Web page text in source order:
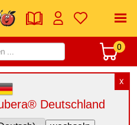
0
X
Deutschland